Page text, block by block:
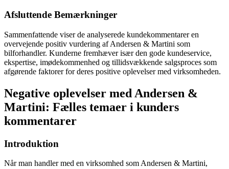
Afsluttende Bemærkninger
Sammenfattende viser de analyserede kundekommentarer en
overvejende positiv vurdering af Andersen & Martini som
bilforhandler. Kunderne fremhæver især den gode kundeservice,
ekspertise, imødekommenhed og tillidsvækkende salgsproces som
afgørende faktorer for deres positive oplevelser med virksomheden.
Negative oplevelser med Andersen &
Martini: Fælles temaer i kunders
kommentarer
Introduktion
Når man handler med en virksomhed som Andersen & Martini,